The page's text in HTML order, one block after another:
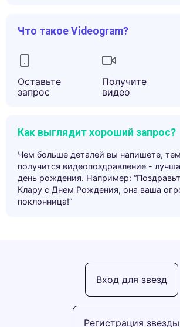
Что такое Videogram?
Оставьте
запрос
Получите
видео
Как выглядит хороший запрос?
Чем больше деталей вы напишете,
получится видеопоздравление -
день рождения. Например:
Клару с Днем Рождения, она ваша
поклонница!”
Регистрация звезды
Вход для звезд